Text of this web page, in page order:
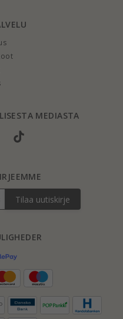
MEDIASTA
Tilaa uutiskirje